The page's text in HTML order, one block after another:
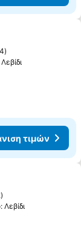
αγαπημένα
τιμών
αγαπημένα